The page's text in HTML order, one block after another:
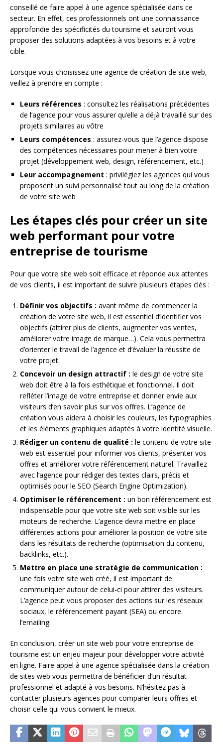
conseillé de faire appel à une agence spécialisée dans ce
secteur. En effet, ces professionnels ont une connaissance
approfondie des spécificités du tourisme et sauront vous
proposer des solutions adaptées à vos besoins et à votre
cible.
Lorsque vous choisissez une agence de création de site web,
veillez à prendre en compte :
Leurs références : consultez les réalisations précédentes
de l’agence pour vous assurer qu’elle a déjà travaillé sur des
projets similaires au vôtre
Leurs compétences : assurez-vous que l’agence dispose
des compétences nécessaires pour mener à bien votre
projet (développement web, design, référencement, etc.)
Leur accompagnement : privilégiez les agences qui vous
proposent un suivi personnalisé tout au long de la création
de votre site web
Les étapes clés pour créer un site
web performant pour votre
entreprise de tourisme
Pour que votre site web soit efficace et réponde aux attentes
de vos clients, il est important de suivre plusieurs étapes clés :
Définir vos objectifs : avant même de commencer la
création de votre site web, il est essentiel d’identifier vos
objectifs (attirer plus de clients, augmenter vos ventes,
améliorer votre image de marque…). Cela vous permettra
d’orienter le travail de l’agence et d’évaluer la réussite de
votre projet.
Concevoir un design attractif : le design de votre site
web doit être à la fois esthétique et fonctionnel. Il doit
refléter l’image de votre entreprise et donner envie aux
visiteurs d’en savoir plus sur vos offres. L’agence de
création vous aidera à choisir les couleurs, les typographies
et les éléments graphiques adaptés à votre identité visuelle.
Rédiger un contenu de qualité : le contenu de votre site
web est essentiel pour informer vos clients, présenter vos
offres et améliorer votre référencement naturel. Travaillez
avec l’agence pour rédiger des textes clairs, précis et
optimisés pour le SEO (Search Engine Optimization).
Optimiser le référencement : un bon référencement est
indispensable pour que votre site web soit visible sur les
moteurs de recherche. L’agence devra mettre en place
différentes actions pour améliorer la position de votre site
dans les résultats de recherche (optimisation du contenu,
backlinks, etc.).
Mettre en place une stratégie de communication :
une fois votre site web créé, il est important de
communiquer autour de celui-ci pour attirer des visiteurs.
L’agence peut vous proposer des actions sur les réseaux
sociaux, le référencement payant (SEA) ou encore
l’emailing.
En conclusion, créer un site web pour votre entreprise de
tourisme est un enjeu majeur pour développer votre activité
en ligne. Faire appel à une agence spécialisée dans la création
de sites web vous permettra de bénéficier d’un résultat
professionnel et adapté à vos besoins. N’hésitez pas à
contacter plusieurs agences pour comparer leurs offres et
choisir celle qui vous convient le mieux.